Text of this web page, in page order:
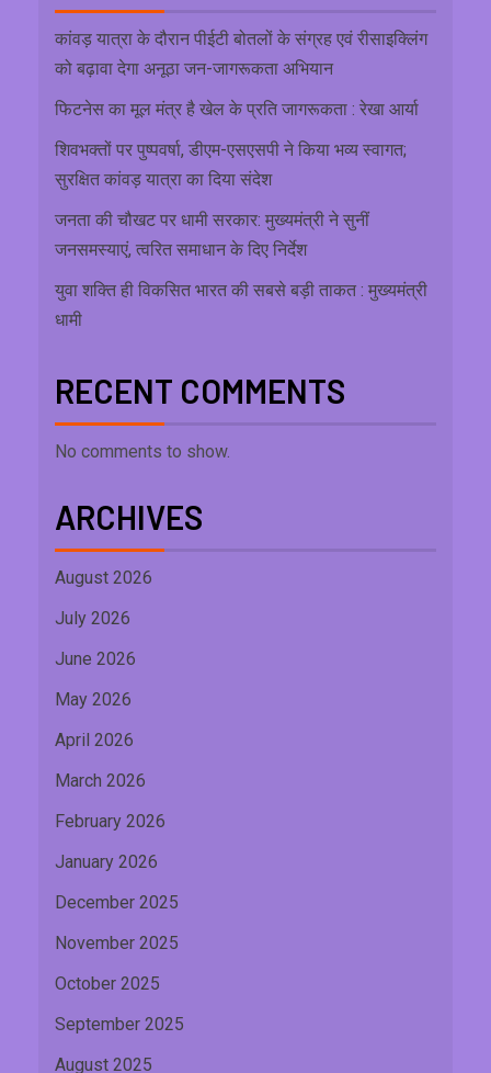
कांवड़ यात्रा के दौरान पीईटी बोतलों के संग्रह एवं रीसाइक्लिंग
को बढ़ावा देगा अनूठा जन-जागरूकता अभियान
फिटनेस का मूल मंत्र है खेल के प्रति जागरूकता : रेखा आर्या
शिवभक्तों पर पुष्पवर्षा, डीएम-एसएसपी ने किया भव्य स्वागत;
सुरक्षित कांवड़ यात्रा का दिया संदेश
जनता की चौखट पर धामी सरकार: मुख्यमंत्री ने सुनीं
जनसमस्याएं, त्वरित समाधान के दिए निर्देश
युवा शक्ति ही विकसित भारत की सबसे बड़ी ताकत : मुख्यमंत्री
धामी
RECENT COMMENTS
No comments to show.
ARCHIVES
August 2026
July 2026
June 2026
May 2026
April 2026
March 2026
February 2026
January 2026
December 2025
November 2025
October 2025
September 2025
August 2025